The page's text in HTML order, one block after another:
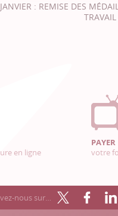
: REMISE DES
en ligne
PAYER
votre
nous sur…